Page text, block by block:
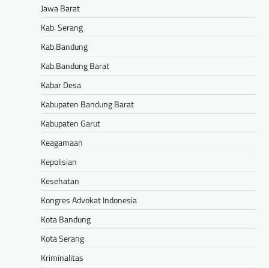
Jawa Barat
Kab. Serang
Kab.Bandung
Kab.Bandung Barat
Kabar Desa
Kabupaten Bandung Barat
Kabupaten Garut
Keagamaan
Kepolisian
Kesehatan
Kongres Advokat Indonesia
Kota Bandung
Kota Serang
Kriminalitas